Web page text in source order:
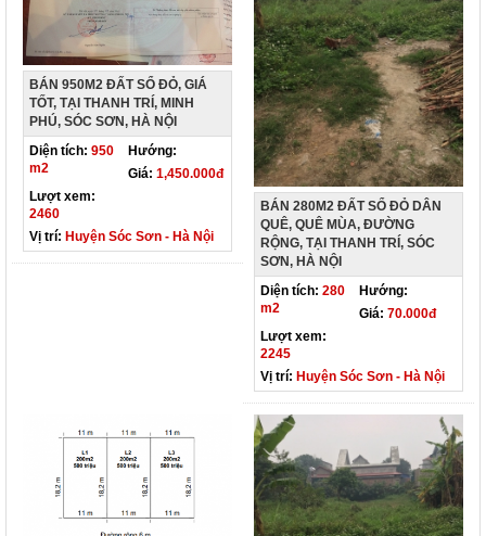
BÁN 950M2 ĐẤT SỔ ĐỎ, GIÁ
TỐT, TẠI THANH TRÍ, MINH
PHÚ, SÓC SƠN, HÀ NỘI
Diện tích: 950
m2
Hướng:
Giá: 1,450.000đ
Lượt xem:
2460
Vị trí: Huyện Sóc Sơn - Hà Nội
BÁN 280M2 ĐẤT SỔ ĐỎ DÂN
QUÊ, QUÊ MÙA, ĐƯỜNG
RỘNG, TẠI THANH TRÍ, SÓC
SƠN, HÀ NỘI
Diện tích: 280
m2
Hướng:
Giá: 70.000đ
Lượt xem:
2245
Vị trí: Huyện Sóc Sơn - Hà Nội